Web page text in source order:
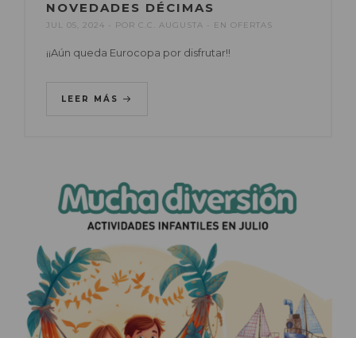
NOVEDADES DÉCIMAS
JUL 05, 2024 POR C.C. AUGUSTA EN OFERTAS
¡¡Aún queda Eurocopa por disfrutar!!
LEER MÁS